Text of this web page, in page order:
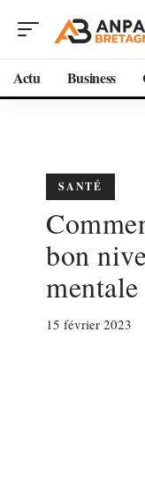
Actu Business
SANTÉ
bon
mentale
15 février 2023